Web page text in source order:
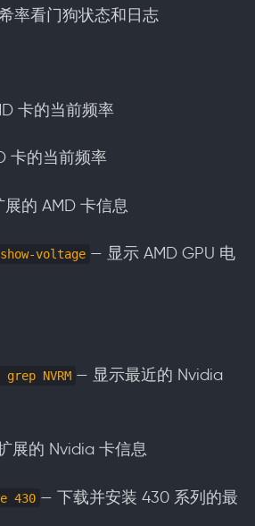
率看门狗状态和日志
卡的当前频率
卡的当前频率
的 AMD 卡信息
voltage — 显示 AMD GPU 电
NVRM — 显示最近的 Nvidia
展的 Nvidia 卡信息
430 — 下载并安装 430 系列的最